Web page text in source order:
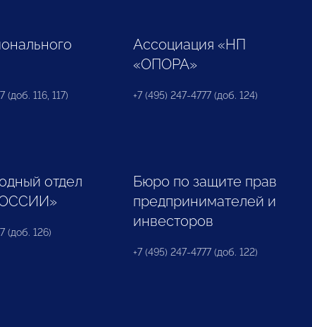
(доб. 116, 117)
Ассоциация «НП
«ОПОРА»
+7 (495) 247-4777 (доб. 124)
отдел
(доб. 126)
Бюро по защите прав
предпринимателей и
инвесторов
+7 (495) 247-4777 (доб. 122)